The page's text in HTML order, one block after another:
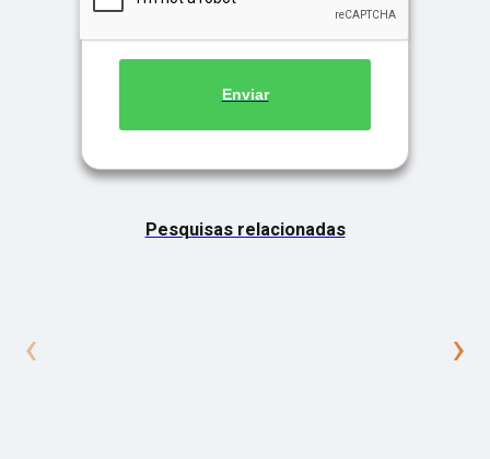
Enviar
Pesquisas relacionadas
‹ ›